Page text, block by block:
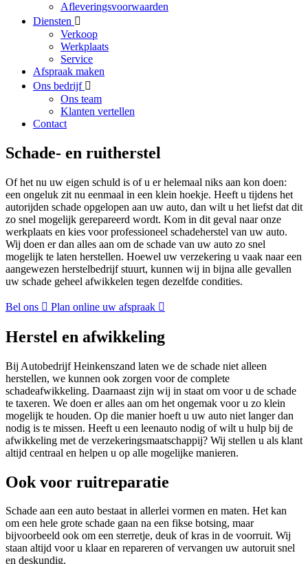
Afleveringsvoorwaarden
Diensten
Verkoop
Werkplaats
Service
Afspraak maken
Ons bedrijf
Ons team
Klanten vertellen
Contact
Schade- en ruitherstel
Of het nu uw eigen schuld is of u er helemaal niks aan kon doen:
een ongeluk zit nu eenmaal in een klein hoekje. Heeft u tijdens het
autorijden schade opgelopen aan uw auto, dan wilt u het liefst dat dit
zo snel mogelijk gerepareerd wordt. Kom in dit geval naar onze
werkplaats en kies voor professioneel schadeherstel van uw auto.
Wij doen er dan alles aan om de schade van uw auto zo snel
mogelijk te laten herstellen. Hoewel uw verzekering u vaak naar een
aangewezen herstelbedrijf stuurt, kunnen wij in bijna alle gevallen
uw schade geheel afwikkelen tegen dezelfde condities.
Bel ons Plan online uw afspraak
Herstel en afwikkeling
Bij Autobedrijf Heinkenszand laten we de schade niet alleen
herstellen, we kunnen ook zorgen voor de complete
schadeafwikkeling. Daarnaast zijn wij in staat om voor u de schade
te taxeren. We doen er alles aan om het ongemak voor u zo klein
mogelijk te houden. Op die manier hoeft u uw auto niet langer dan
nodig is te missen. Heeft u een leenauto nodig of wilt u hulp bij de
afwikkeling met de verzekeringsmaatschappij? Wij stellen u als klant
altijd centraal en helpen u op alle mogelijke manieren.
Ook voor ruitreparatie
Schade aan een auto bestaat in allerlei vormen en maten. Het kan
om een hele grote schade gaan na een fikse botsing, maar
bijvoorbeeld ook om een sterretje, deuk of kras in de voorruit. Wij
staan altijd voor u klaar en repareren of vervangen uw autoruit snel
en deskundig.